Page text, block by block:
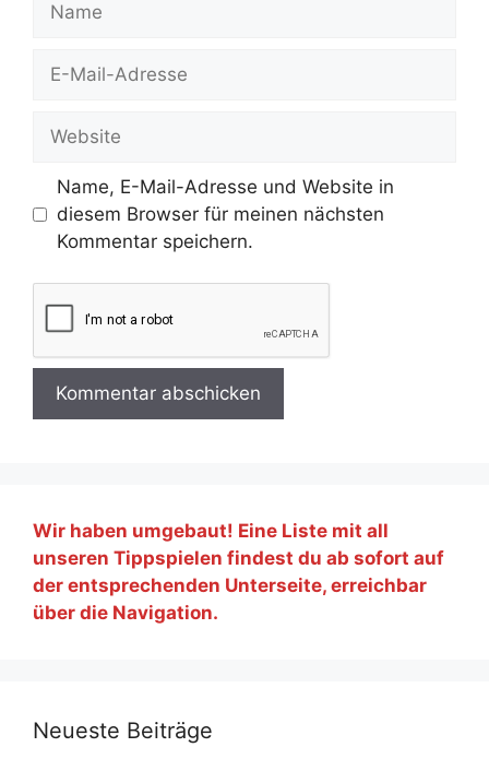
Mail-
Name, E-Mail-Adresse und Website in
diesem Browser für meinen nächsten
Kommentar speichern.
Wir haben umgebaut! Eine Liste mit all
unseren Tippspielen findest du ab sofort auf
der entsprechenden Unterseite, erreichbar
über die Navigation.
Neueste Beiträge